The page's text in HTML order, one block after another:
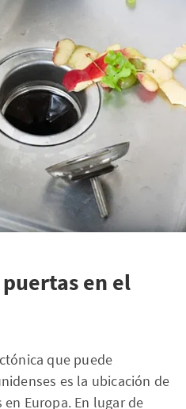
en el
que puede
es la ubicación de
Europa. En lugar de